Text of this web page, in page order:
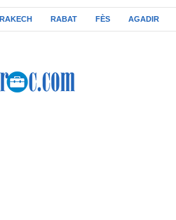
RABAT FÈS AGADIR